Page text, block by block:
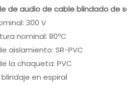
de audio de cable blindado de
300 V
nominal: 80ºC
aislamiento: SR-PVC
la chaqueta: PVC
en espiral